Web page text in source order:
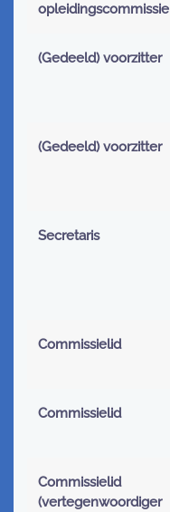
opleidingscommissie
(Gedeeld) voorzitter
(Gedeeld) voorzitter
Secretaris
Commissielid
Commissielid
Commissielid
(vertegenwoordiger